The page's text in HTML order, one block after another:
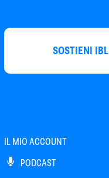
SOSTIENI IBL
IL MIO ACCOUNT
PODCAST